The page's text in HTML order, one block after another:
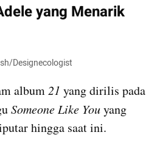
yang Menarik
Designecologist
album 21 yang dirilis pada
Someone Like You yang
hingga saat ini.